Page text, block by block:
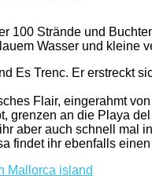
100 Strände und
Wasser und kleine
Es Trenc. Er erstreckt
Flair, eingerahmt
grenzen an die Playa
aber auch schnell mal
findet ihr ebenfalls